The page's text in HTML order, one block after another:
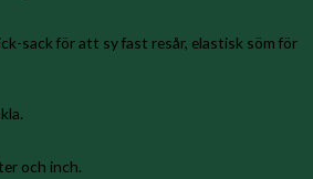
sack för att sy fast resår, elastisk söm för
och inch.